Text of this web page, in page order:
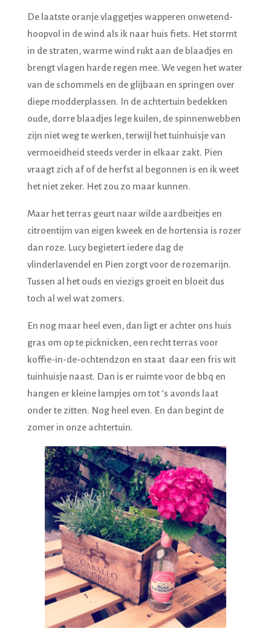
De laatste oranje vlaggetjes wapperen onwetend-
hoopvol in de wind als ik naar huis fiets. Het stormt
in de straten, warme wind rukt aan de blaadjes en
brengt vlagen harde regen mee. We vegen het water
van de schommels en de glijbaan en springen over
diepe modderplassen. In de achtertuin bedekken
oude, dorre blaadjes lege kuilen, de spinnenwebben
zijn niet weg te werken, terwijl het tuinhuisje van
vermoeidheid steeds verder in elkaar zakt. Pien
vraagt zich af of de herfst al begonnen is en ik weet
het niet zeker. Het zou zo maar kunnen.
Maar het terras geurt naar wilde aardbeitjes en
citroentijm van eigen kweek en de hortensia is rozer
dan roze. Lucy begietert iedere dag de
vlinderlavendel en Pien zorgt voor de rozemarijn.
Tussen al het ouds en viezigs groeit en bloeit dus
toch al wel wat zomers.
En nog maar heel even, dan ligt er achter ons huis
gras om op te picknicken, een recht terras voor
koffie-in-de-ochtendzon en staat daar een fris wit
tuinhuisje naast. Dan is er ruimte voor de bbq en
hangen er kleine lampjes om tot ‘s avonds laat
onder te zitten. Nog heel even. En dan begint de
zomer in onze achtertuin.